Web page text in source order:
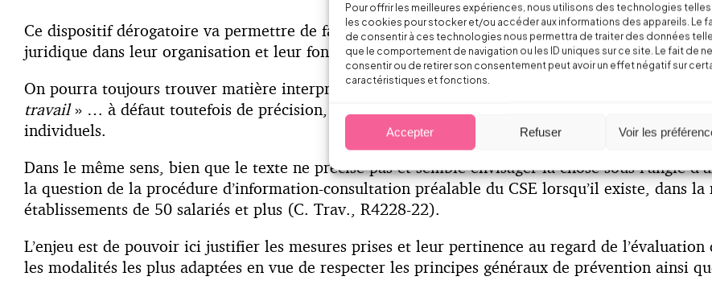
Pour offrir les meilleures expériences, nous utilisons des technologies
les cookies pour stocker et/ou accéder aux informations des appareils. Le
de consentir à ces technologies nous permettra de traiter des données
que le comportement de navigation ou les ID uniques sur ce site. Le fait de
consentir ou de retirer son consentement peut avoir un effet négatif sur
caractéristiques et fonctions.
Accepter Refuser Voir les
Ce dispositif dérogatoire va permettre de faciliter l’aménagement des locaux de restauration,
juridique dans leur organisation et leur fonctionnement.
On pourra toujours trouver matière interprétation dans ses dispositions, par exemple
travail» … à défaut toutefois de précision, il semble que cela puisse viser aussi bien des locaux
individuels.
Dans le même sens, bien que le texte ne précise pas et semble envisager la chose sous l’angle
la question de la procédure d’information-consultation préalable du CSE lorsqu’il existe, dans
établissements de 50 salariés et plus (C. Trav., R4228-22).
L’enjeu est de pouvoir ici justifier les mesures prises et leur pertinence au regard de
les modalités les plus adaptées en vue de respecter les principes généraux de prévention ainsi